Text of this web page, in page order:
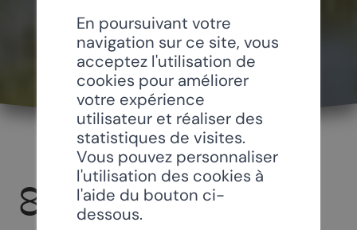
80ÈME
En poursuivant votre
navigation sur ce site, vous
acceptez l'utilisation de
cookies pour améliorer
votre expérience
utilisateur et réaliser des
statistiques de visites.
Vous pouvez personnaliser
l'utilisation des cookies à
l'aide du bouton ci-
dessous.